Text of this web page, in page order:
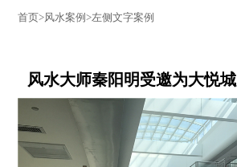
首页>风水案例>左侧文字案例
风水大师秦阳明受邀为大悦